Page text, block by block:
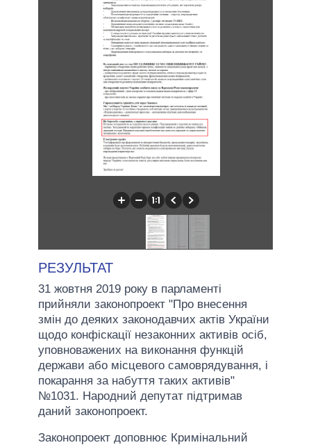
РЕЗУЛЬТАТ
31 жовтня 2019 року в парламенті
прийняли законопроект "Про внесення
змін до деяких законодавчих актів України
щодо конфіскації незаконних активів осіб,
уповноважених на виконання функцій
держави або місцевого самоврядування, і
покарання за набуття таких активів"
№1031. Народний депутат підтримав
даний законопроект.
Законопроект доповнює Кримінальний